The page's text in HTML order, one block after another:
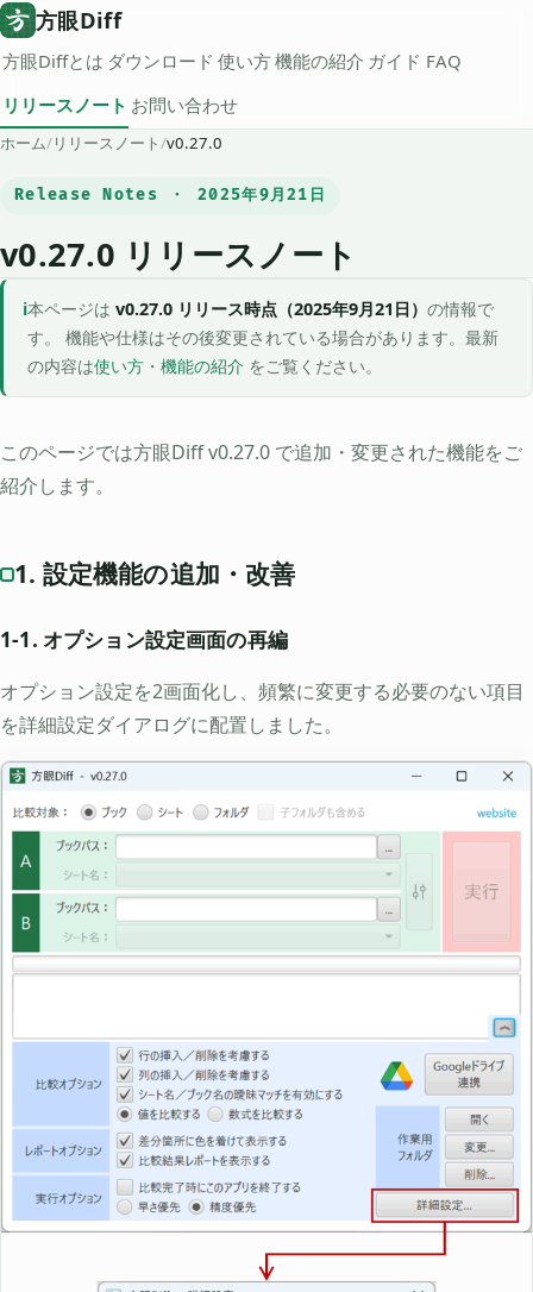
方眼Diff
方眼Diffとは ダウンロード 使い方機能の紹介 ガイド FAQ
リリースノート お問い合わせ
ホーム/リリースノート/v0.27.0
Release Notes ・ 2025年9月21日
v0.27.0 リリースノート
本ページは v0.27.0 リリース時点（2025年9月21日） の情報で
す。 機能や仕様はその後変更されている場合があります。最新
の内容は使い方 ・ 機能の紹介 をご覧ください。
このページでは方眼Diff v0.27.0 で追加・変更された機能をご
紹介します。
1. 設定機能の追加・改善
1-1. オプション設定画面の再編
オプション設定を2画面化し、頻繁に変更する必要のない項目
を詳細設定ダイアログに配置しました。